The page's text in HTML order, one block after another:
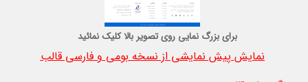
برای بزرگ نمایی روی تصویر بالا کلیک نمائید
نمایش پیش نمایشی از نسخه بومی و فارسی قالب